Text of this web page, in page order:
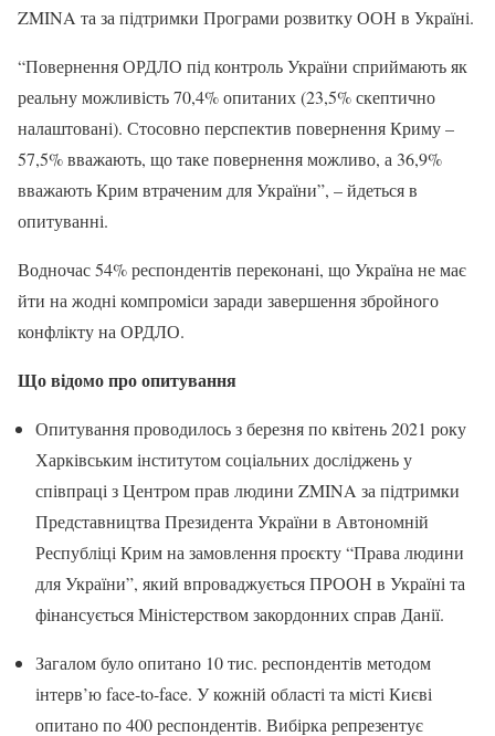
ZMINA та за підтримки Програми розвитку ООН в Україні.
“Повернення ОРДЛО під контроль України сприймають як
реальну можливість 70,4% опитаних (23,5% скептично
налаштовані). Стосовно перспектив повернення Криму –
57,5% вважають, що таке повернення можливо, а 36,9%
вважають Крим втраченим для України”, – йдеться в
опитуванні.
Водночас 54% респондентів переконані, що Україна не має
йти на жодні компроміси заради завершення збройного
конфлікту на ОРДЛО.
Що відомо про опитування
Опитування проводилось з березня по квітень 2021 року
Харківським інститутом соціальних досліджень у
співпраці з Центром прав людини ZMINA за підтримки
Представництва Президента України в Автономній
Республіці Крим на замовлення проєкту “Права людини
для України”, який впроваджується ПРООН в Україні та
фінансується Міністерством закордонних справ Данії.
Загалом було опитано 10 тис. респондентів методом
інтерв’ю face-to-face. У кожній області та місті Києві
опитано по 400 респондентів. Вибірка репрезентує